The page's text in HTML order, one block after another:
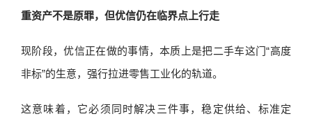
重资产不是原罪，但优信仍在临界点上行走
现阶段，优信正在做的事情，本质上是把二手车这门“高度
非标”的生意，强行拉进零售工业化的轨道。
这意味着，它必须同时解决三件事，稳定供给、标准定